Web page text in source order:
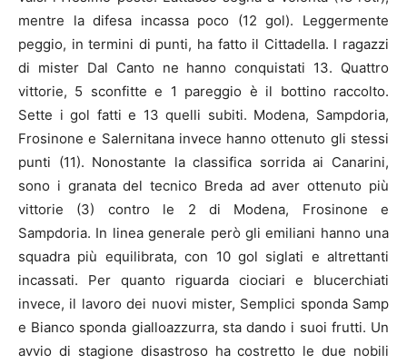
mentre la difesa incassa poco (12 gol). Leggermente
peggio, in termini di punti, ha fatto il Cittadella. I ragazzi
di mister Dal Canto ne hanno conquistati 13. Quattro
vittorie, 5 sconfitte e 1 pareggio è il bottino raccolto.
Sette i gol fatti e 13 quelli subiti. Modena, Sampdoria,
Frosinone e Salernitana invece hanno ottenuto gli stessi
punti (11). Nonostante la classifica sorrida ai Canarini,
sono i granata del tecnico Breda ad aver ottenuto più
vittorie (3) contro le 2 di Modena, Frosinone e
Sampdoria. In linea generale però gli emiliani hanno una
squadra più equilibrata, con 10 gol siglati e altrettanti
incassati. Per quanto riguarda ciociari e blucerchiati
invece, il lavoro dei nuovi mister, Semplici sponda Samp
e Bianco sponda gialloazzurra, sta dando i suoi frutti. Un
avvio di stagione disastroso ha costretto le due nobili